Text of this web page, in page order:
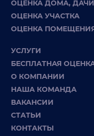
ОЦЕНКА ДОМА, ДАЧИ
ОЦЕНКА УЧАСТКА
ОЦЕНКА
УСЛУГИ
БЕСПЛАТНАЯ
О КОМПАНИИ
НАША КОМАНДА
ВАКАНСИИ
СТАТЬИ
КОНТАКТЫ